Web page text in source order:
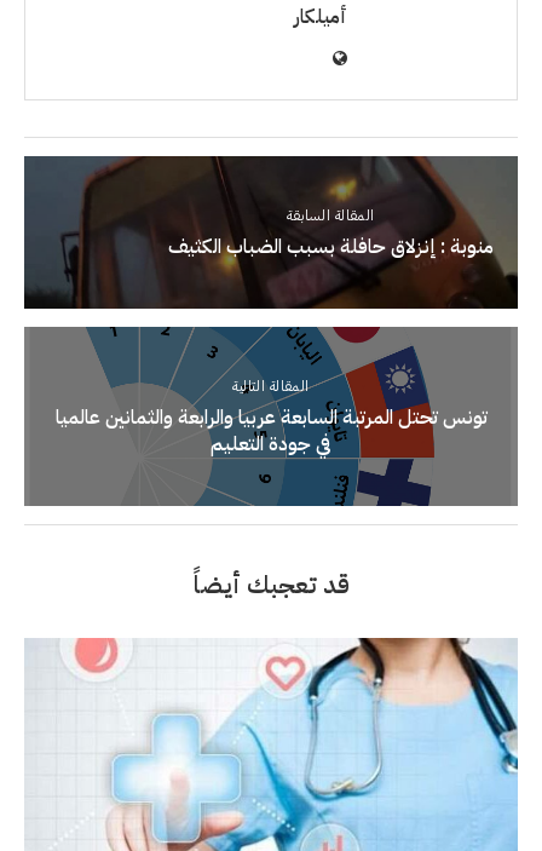
أميلكار
المقالة السابقة
منوبة : إنزلاق حافلة بسبب الضباب الكثيف
المقالة التالية
تونس تحتل المرتبة السابعة عربيا والرابعة والثمانين عالميا
في جودة التعليم
قد تعجبك أيضاً